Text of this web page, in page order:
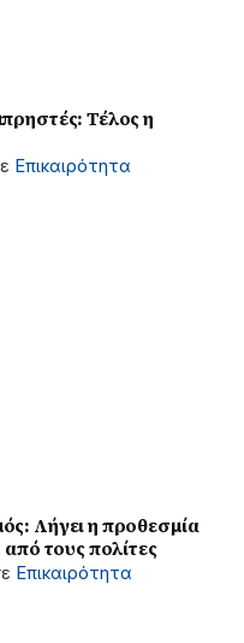
Τέλος η
Επικαιρότητα
Λήγει η προθεσμία
τους πολίτες
Επικαιρότητα